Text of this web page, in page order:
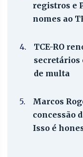
registros e
nomes ao
4.
TCE-RO
secretários
de multa
5.
Marcos
concessão
Isso é